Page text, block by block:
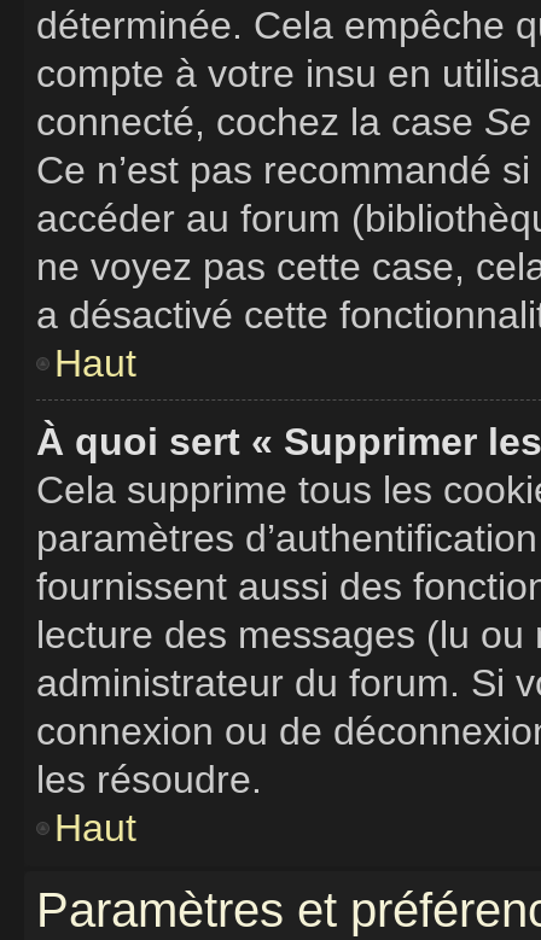
déterminée. Cela empêche
compte à votre insu en
connecté, cochez la case
Ce n’est pas recommandé
accéder au forum
ne voyez pas cette case,
a désactivé cette
Haut
À quoi sert « Supprimer
Cela supprime tous les
paramètres
fournissent aussi des
lecture des messages (lu
administrateur du forum. Si
connexion ou de
les résoudre.
Haut
Paramètres et